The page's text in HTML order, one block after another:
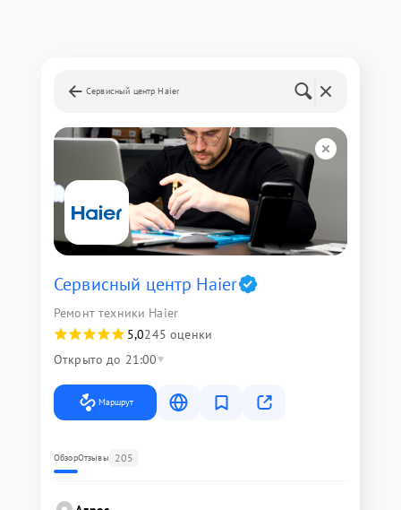
Сервисный центр Haier
Сервисный центр Haier
Ремонт техники Haier
5,0245 оценки
Открыто до 21:00
Маршрут
ОбзорОтзывы 205